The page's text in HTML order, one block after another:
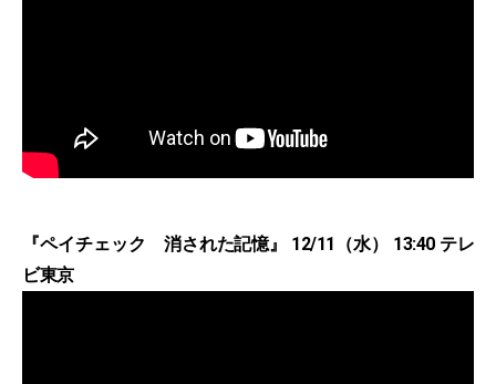
『ペイチェック 消された記憶』 12/11（水） 13:40 テレ
ビ東京